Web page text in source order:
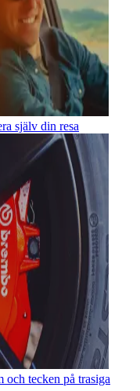
själv din resa
tecken på trasiga